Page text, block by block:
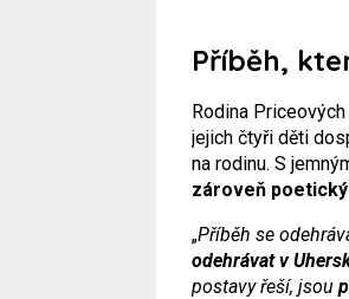
Příběh,
Rodina
jejich čtyři děti
na rodinu. S
zároveň
„Příběh se
odehrávat v
postavy řeší, jsou